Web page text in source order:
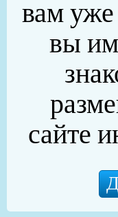
цвета Ластовица
хлопком.
определения
прибавить 6!
Характеристики
Основные
вам уже
вы
сайте